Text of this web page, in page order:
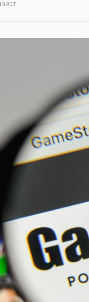
PDT